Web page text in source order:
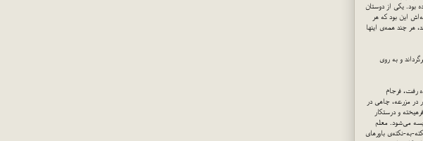
بود. یكی از دوستان
این بود كه هر
هر چند همه‌ی اینها
و به روی
رفت، فرجام
در مزرعه، چاهی در
و درستكار
می‌شود. معلم
به-نكته‌ی باورهای